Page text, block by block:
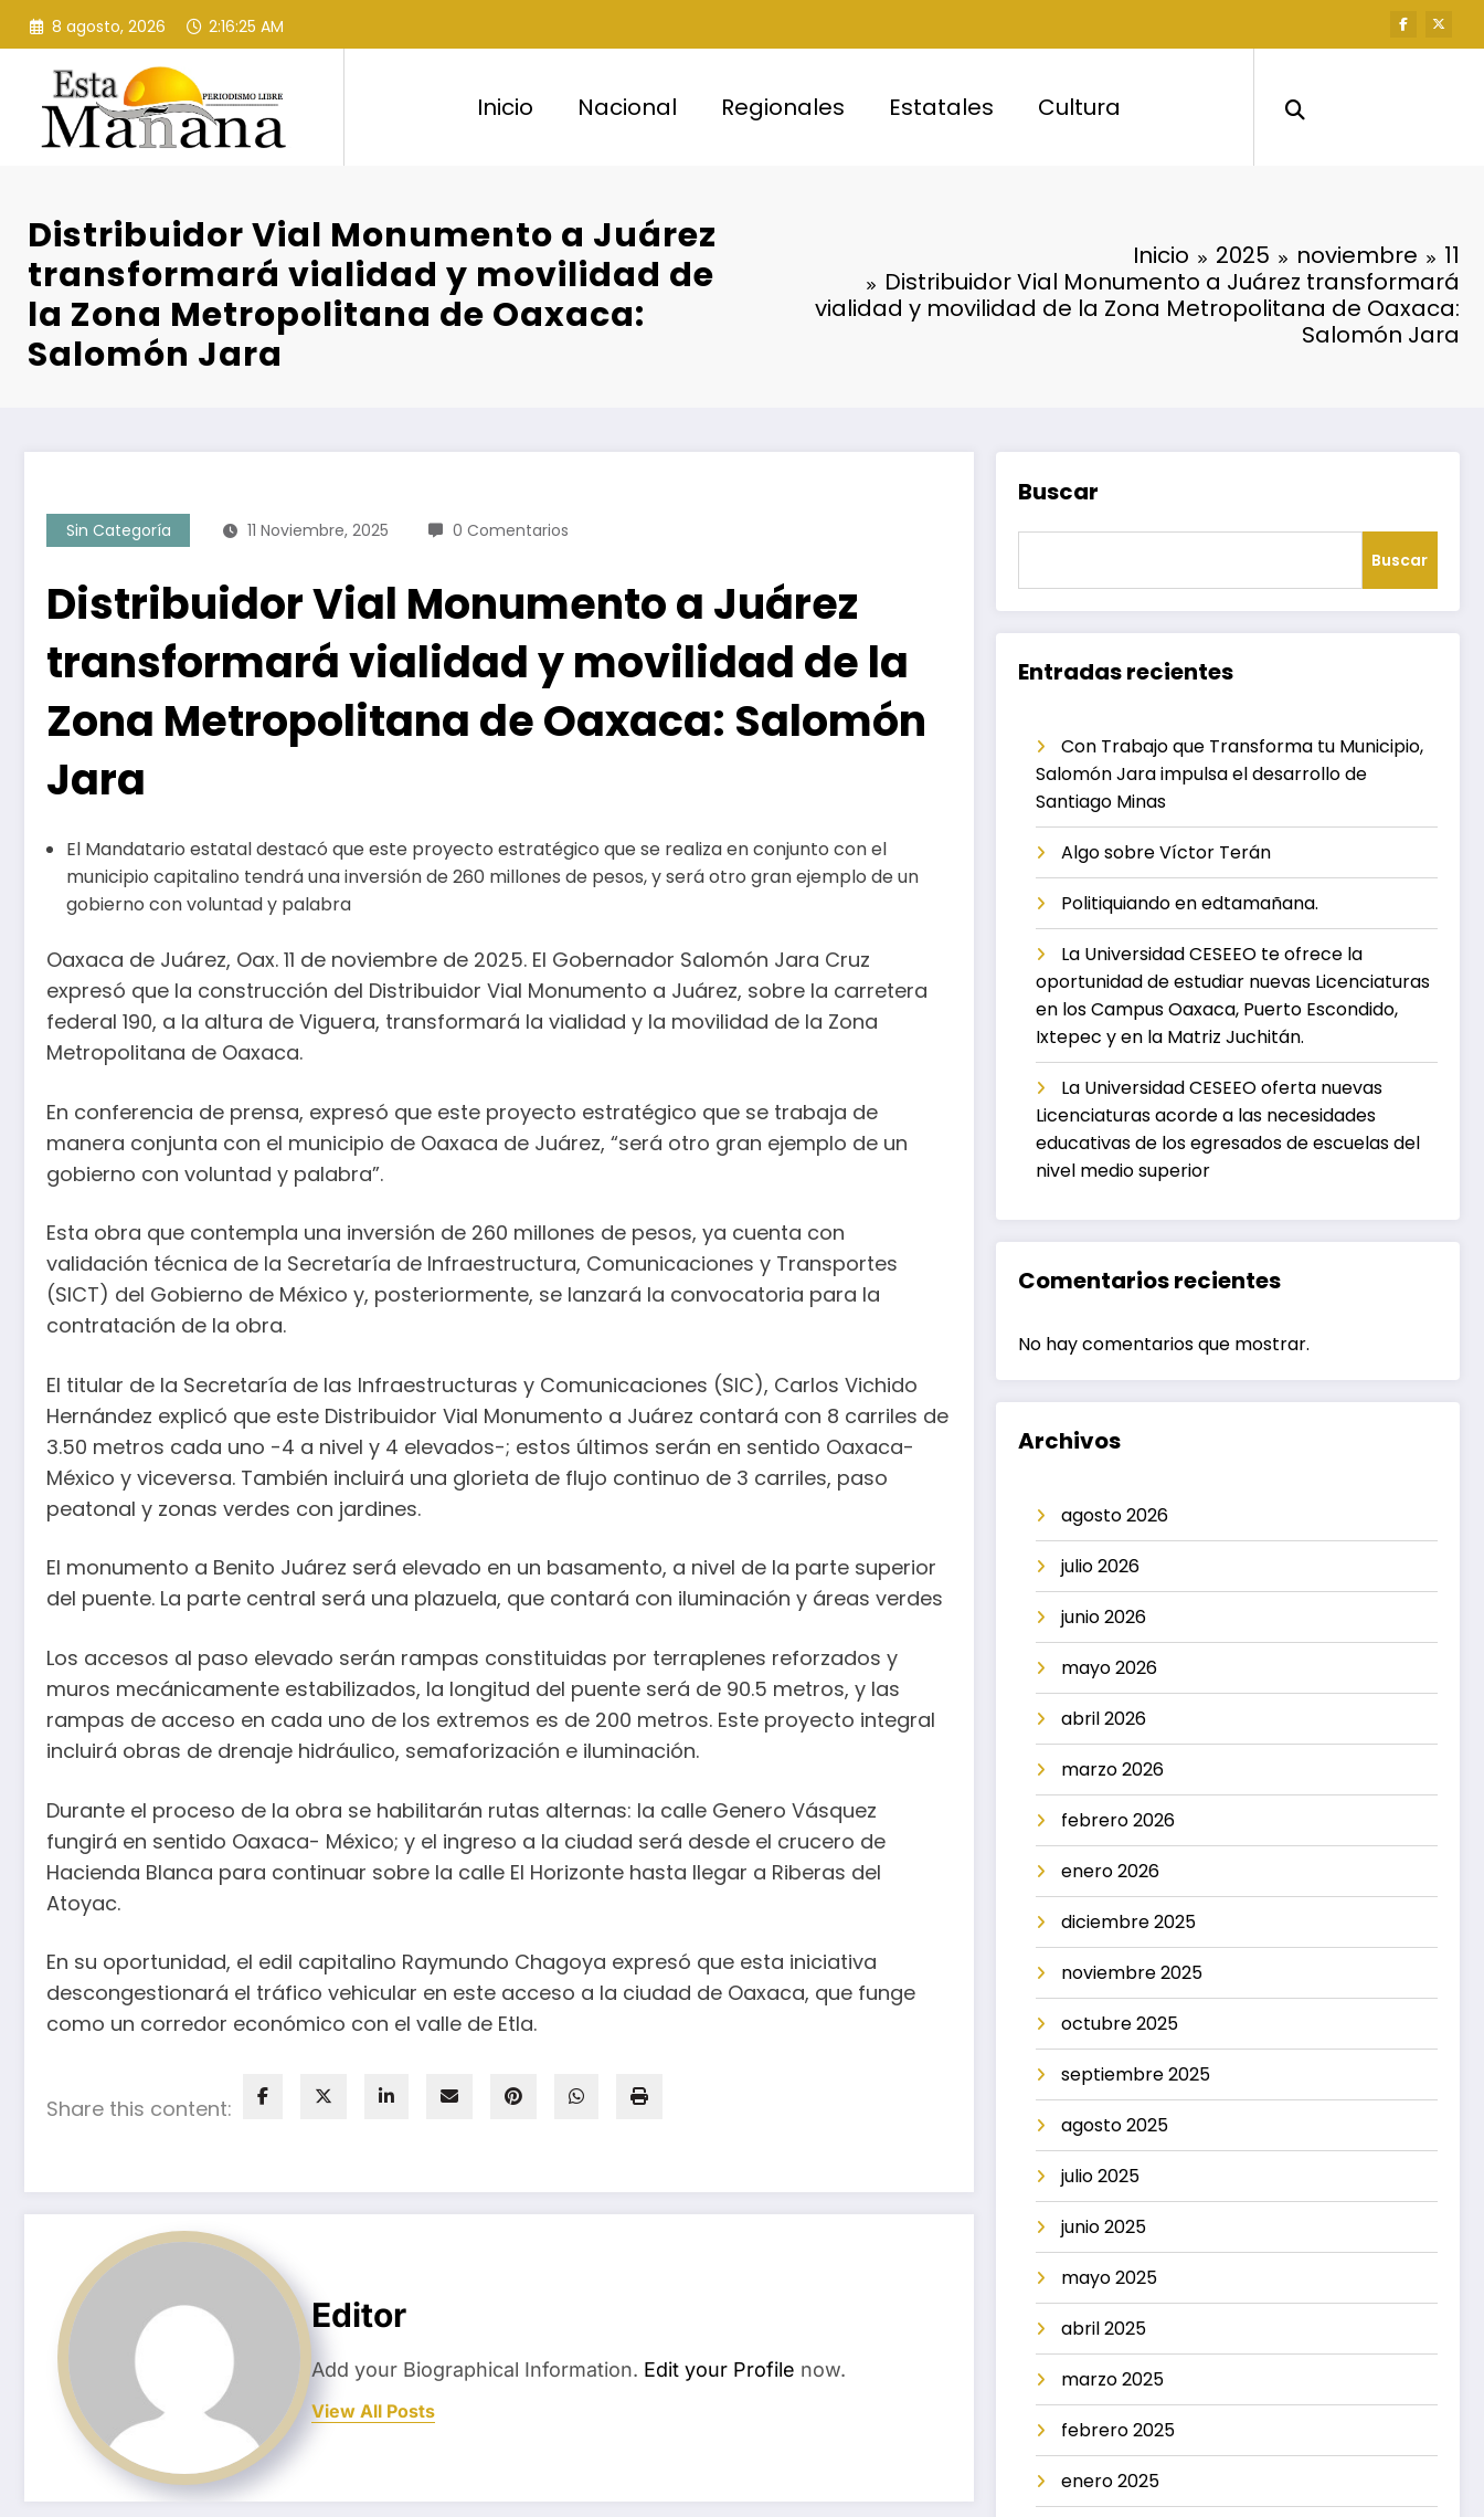
Saltar
contenido
8 agosto, 2026 2:16:26 AM
Inicio Nacional Regionales Estatales Cultura
Distribuidor Vial Monumento a Juárez
transformará vialidad y movilidad de
la Zona Metropolitana de Oaxaca:
Salomón Jara
Inicio 2025 noviembre
11
Distribuidor Vial Monumento a Juárez transformará
vialidad y movilidad de la Zona Metropolitana de Oaxaca:
Salomón Jara
Sin Categoría 11 Noviembre, 2025 0 Comentarios
Distribuidor Vial Monumento a Juárez
transformará vialidad y movilidad de la
Zona Metropolitana de Oaxaca: Salomón
Jara
El Mandatario estatal destacó que este proyecto estratégico que se realiza en conjunto con el
municipio capitalino tendrá una inversión de 260 millones de pesos, y será otro gran ejemplo de un
gobierno con voluntad y palabra
Oaxaca de Juárez, Oax. 11 de noviembre de 2025. El Gobernador Salomón Jara Cruz
expresó que la construcción del Distribuidor Vial Monumento a Juárez, sobre la carretera
federal 190, a la altura de Viguera, transformará la vialidad y la movilidad de la Zona
Metropolitana de Oaxaca.
En conferencia de prensa, expresó que este proyecto estratégico que se trabaja de
manera conjunta con el municipio de Oaxaca de Juárez, “será otro gran ejemplo de un
gobierno con voluntad y palabra”.
Esta obra que contempla una inversión de 260 millones de pesos, ya cuenta con
validación técnica de la Secretaría de Infraestructura, Comunicaciones y Transportes
(SICT) del Gobierno de México y, posteriormente, se lanzará la convocatoria para la
contratación de la obra.
El titular de la Secretaría de las Infraestructuras y Comunicaciones (SIC), Carlos Vichido
Hernández explicó que este Distribuidor Vial Monumento a Juárez contará con 8 carriles de
3.50 metros cada uno -4 a nivel y 4 elevados-; estos últimos serán en sentido Oaxaca-
México y viceversa. También incluirá una glorieta de flujo continuo de 3 carriles, paso
peatonal y zonas verdes con jardines.
El monumento a Benito Juárez será elevado en un basamento, a nivel de la parte superior
del puente. La parte central será una plazuela, que contará con iluminación y áreas verdes
Los accesos al paso elevado serán rampas constituidas por terraplenes reforzados y
muros mecánicamente estabilizados, la longitud del puente será de 90.5 metros, y las
rampas de acceso en cada uno de los extremos es de 200 metros. Este proyecto integral
incluirá obras de drenaje hidráulico, semaforización e iluminación.
Durante el proceso de la obra se habilitarán rutas alternas: la calle Genero Vásquez
fungirá en sentido Oaxaca- México; y el ingreso a la ciudad será desde el crucero de
Hacienda Blanca para continuar sobre la calle El Horizonte hasta llegar a Riberas del
Atoyac.
En su oportunidad, el edil capitalino Raymundo Chagoya expresó que esta iniciativa
descongestionará el tráfico vehicular en este acceso a la ciudad de Oaxaca, que funge
como un corredor económico con el valle de Etla.
Share this content:
Editor
Add your Biographical Information. Edit your Profile now.
View All Posts
Buscar
Buscar
Entradas recientes
Con Trabajo que Transforma tu Municipio,
Salomón Jara impulsa el desarrollo de
Santiago Minas
Algo sobre Víctor Terán
Politiquiando en edtamañana.
La Universidad CESEEO te ofrece la
oportunidad de estudiar nuevas Licenciaturas
en los Campus Oaxaca, Puerto Escondido,
Ixtepec y en la Matriz Juchitán.
La Universidad CESEEO oferta nuevas
Licenciaturas acorde a las necesidades
educativas de los egresados de escuelas del
nivel medio superior
Comentarios recientes
No hay comentarios que mostrar.
Archivos
agosto 2026
julio 2026
junio 2026
mayo 2026
abril 2026
marzo 2026
febrero 2026
enero 2026
diciembre 2025
noviembre 2025
octubre 2025
septiembre 2025
agosto 2025
julio 2025
junio 2025
mayo 2025
abril 2025
marzo 2025
febrero 2025
enero 2025